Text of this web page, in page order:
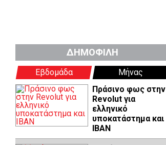
ΔΗΜΟΦΙΛΗ
Εβδομάδα
Μήνας
Πράσινο φως στην
Revolut για
ελληνικό
υποκατάστημα και
IBAN